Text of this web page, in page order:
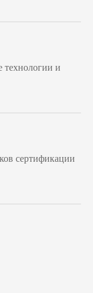
технологии и
сертификации